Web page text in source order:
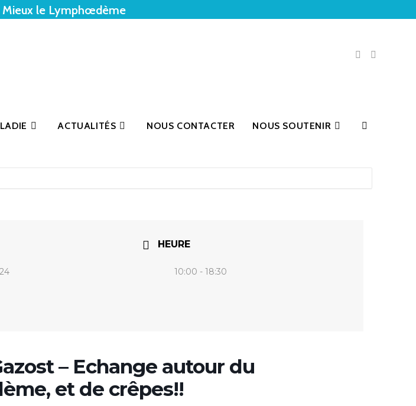
Mieux le Lymphœdème
ACTUALITÉS NOUS CONTACTER NOUS SOUTENIR
HEURE
10:00 - 18:30
– Echange autour du
et de crêpes!!